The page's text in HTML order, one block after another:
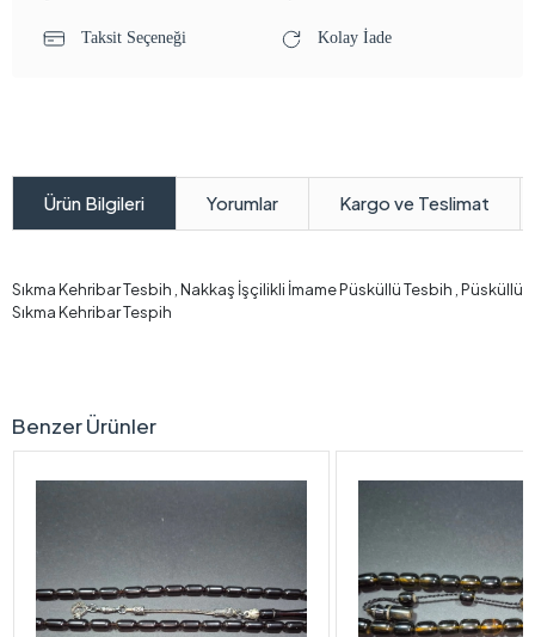
Taksit Seçeneği Kolay İade
Ürün Bilgileri Yorumlar Kargo ve Teslimat
Sıkma Kehribar Tesbih , Nakkaş İşçilikli İmame Püsküllü Tesbih , Püsküllü
Sıkma Kehribar Tespih
Benzer Ürünler